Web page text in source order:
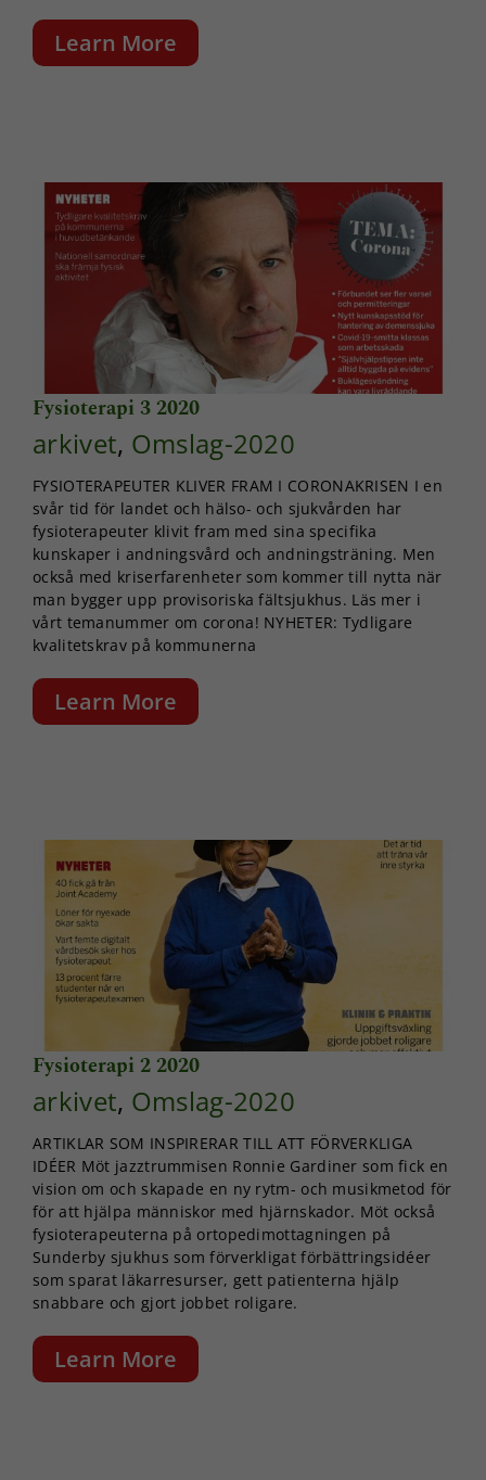
Learn More
Fysioterapi 3 2020
arkivet, Omslag-2020
FYSIOTERAPEUTER KLIVER FRAM I CORONAKRISEN I en
svår tid för landet och hälso- och sjukvården har
fysioterapeuter klivit fram med sina specifika
kunskaper i andningsvård och andningsträning. Men
också med kriserfarenheter som kommer till nytta när
man bygger upp provisoriska fältsjukhus. Läs mer i
vårt temanummer om corona! NYHETER: Tydligare
kvalitetskrav på kommunerna
Learn More
Fysioterapi 2 2020
arkivet, Omslag-2020
ARTIKLAR SOM INSPIRERAR TILL ATT FÖRVERKLIGA
IDÉER Möt jazztrummisen Ronnie Gardiner som fick en
vision om och skapade en ny rytm- och musikmetod för
för att hjälpa människor med hjärnskador. Möt också
fysioterapeuterna på ortopedimottagningen på
Sunderby sjukhus som förverkligat förbättringsidéer
som sparat läkarresurser, gett patienterna hjälp
snabbare och gjort jobbet roligare.
Learn More
Nödvändiga
går inte att
välja bort. De
behövs för
att hemsidan
över huvud
taget ska
fungera.